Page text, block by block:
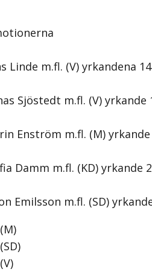
Linde m.fl. (V) yrkandena
Sjöstedt m.fl. (V) yrkande
Enström m.fl. (M) yrkande
Damm m.fl. (KD) yrkande
Emilsson m.fl. (SD)
(M)
(SD)
(V)